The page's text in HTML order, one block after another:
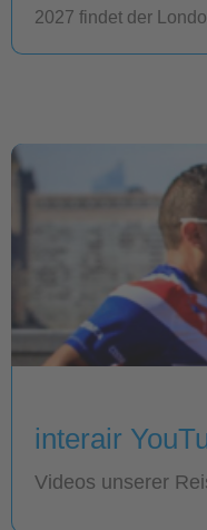
2027 findet der
interair
Videos unserer